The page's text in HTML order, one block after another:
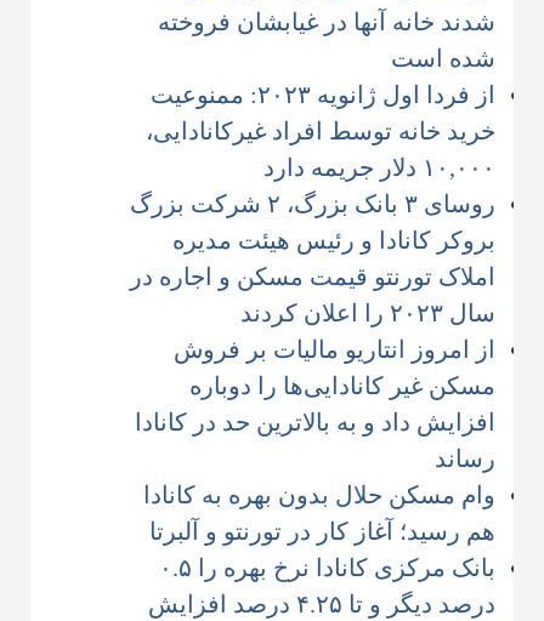
شدند خانه آنها در غیابشان فروخته
شده است
از فردا اول ژانویه ۲۰۲۳: ممنوعیت
خرید خانه توسط افراد غیرکانادایی،
۱۰,۰۰۰ دلار جریمه دارد
روسای ۳ بانک بزرگ، ۲ شرکت بزرگ
بروکر کانادا و رئیس هیئت مدیره
املاک تورنتو قیمت مسکن و اجاره در
سال ۲۰۲۳ را اعلان کردند
از امروز انتاریو مالیات بر فروش
مسکن غیر کانادایی‌ها را دوباره
افزایش داد و به بالاترین حد در کانادا
رساند
وام مسکن حلال بدون بهره به کانادا
هم رسید؛ آغاز کار در تورنتو و آلبرتا
بانک مرکزی کانادا نرخ بهره را ۰.۵
درصد دیگر و تا ۴.۲۵ درصد افزایش